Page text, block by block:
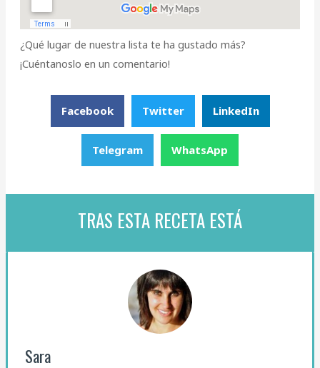
¿Qué lugar de nuestra lista te ha gustado más?
¡Cuéntanoslo en un comentario!
Facebook Twitter LinkedIn
Telegram WhatsApp
TRAS ESTA RECETA ESTÁ
Sara